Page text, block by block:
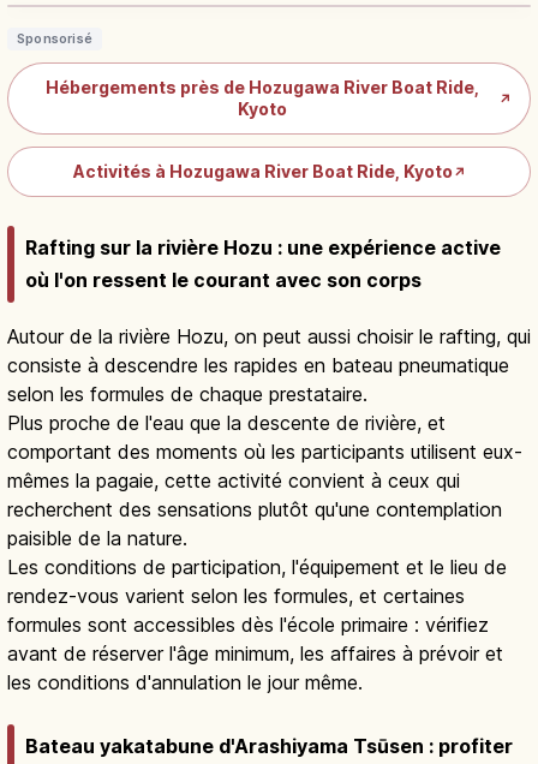
Sponsorisé
Hébergements près de Hozugawa River Boat Ride,
Kyoto
↗
Activités à Hozugawa River Boat Ride, Kyoto ↗
Rafting sur la rivière Hozu : une expérience active
où l'on ressent le courant avec son corps
Autour de la rivière Hozu, on peut aussi choisir le rafting, qui
consiste à descendre les rapides en bateau pneumatique
selon les formules de chaque prestataire.
Plus proche de l'eau que la descente de rivière, et
comportant des moments où les participants utilisent eux-
mêmes la pagaie, cette activité convient à ceux qui
recherchent des sensations plutôt qu'une contemplation
paisible de la nature.
Les conditions de participation, l'équipement et le lieu de
rendez-vous varient selon les formules, et certaines
formules sont accessibles dès l'école primaire : vérifiez
avant de réserver l'âge minimum, les affaires à prévoir et
les conditions d'annulation le jour même.
Bateau yakatabune d'Arashiyama Tsūsen : profiter